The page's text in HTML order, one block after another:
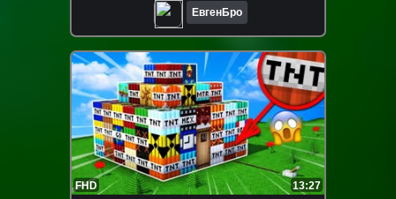
ЕвгенБро
FHD 13:27